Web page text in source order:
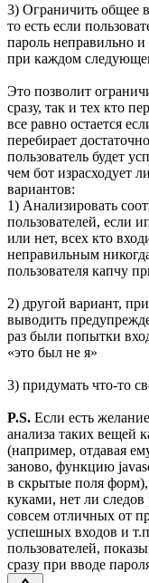
3) Ограничить общее
то есть если
пароль неправильно
при каждом
Это позволит
сразу, так и тех кто
все равно остается
перебирает
пользователь будет
чем бот израсходует
вариантов:
1) Анализировать
пользователей, если
или нет, всех кто
неправильным
пользователя капчу
2) другой вариант,
выводить
раз были попытки
«это был не я»
3) придумать что-то
P.S. Если есть
анализа таких вещей
(например, отдавая
заново, функцию
в скрытые поля
куками, нет ли
совсем отличных от
успешных входов и
пользователей,
сразу при вводе